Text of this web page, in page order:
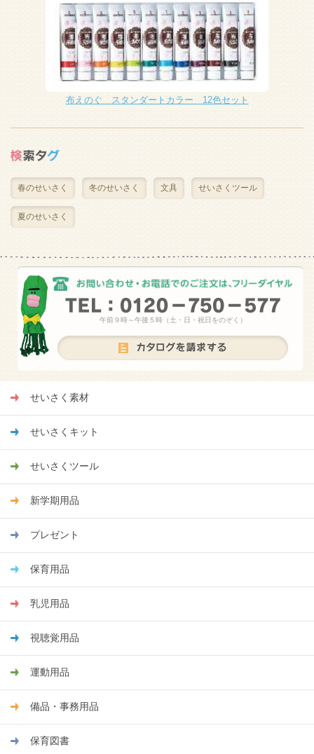
布えのぐ スタンダートカラー 12色セット
春のせいさく 冬のせいさく 文具 せいさくツール
夏のせいさく
午前９時～午後５時（土・日・祝日をのぞく）
せいさく素材
せいさくキット
せいさくツール
新学期用品
プレゼント
保育用品
乳児用品
視聴覚用品
運動用品
備品・事務用品
保育図書